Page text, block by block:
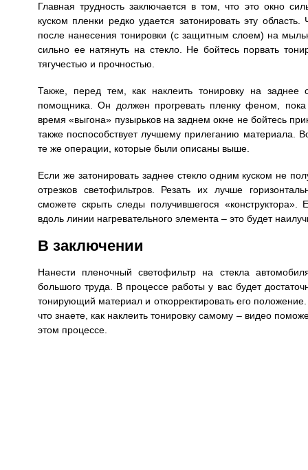
Главная трудность заключается в том, что это окно
куском пленки редко удается затонировать эту
после нанесения тонировки (с защитным слоем) на
сильно ее натянуть на стекло. Не бойтесь порвать
тягучестью и прочностью.
Также, перед тем, как наклеить тонировку на заднее
помощника. Он должен прогревать пленку феном,
время «выгона» пузырьков на заднем окне не бойтесь
также поспособствует лучшему прилеганию материала.
те же операции, которые были описаны выше.
Если же затонировать заднее стекло одним куском не
отрезков светофильтров. Резать их лучше
сможете скрыть следы получившегося «конструктора».
вдоль линии нагревательного элемента – это будет
В заключении
Нанести пленочный светофильтр на стекла
большого труда. В процессе работы у вас будет
тонирующий материал и откорректировать его
что знаете, как наклеить тонировку самому – видео
этом процессе.